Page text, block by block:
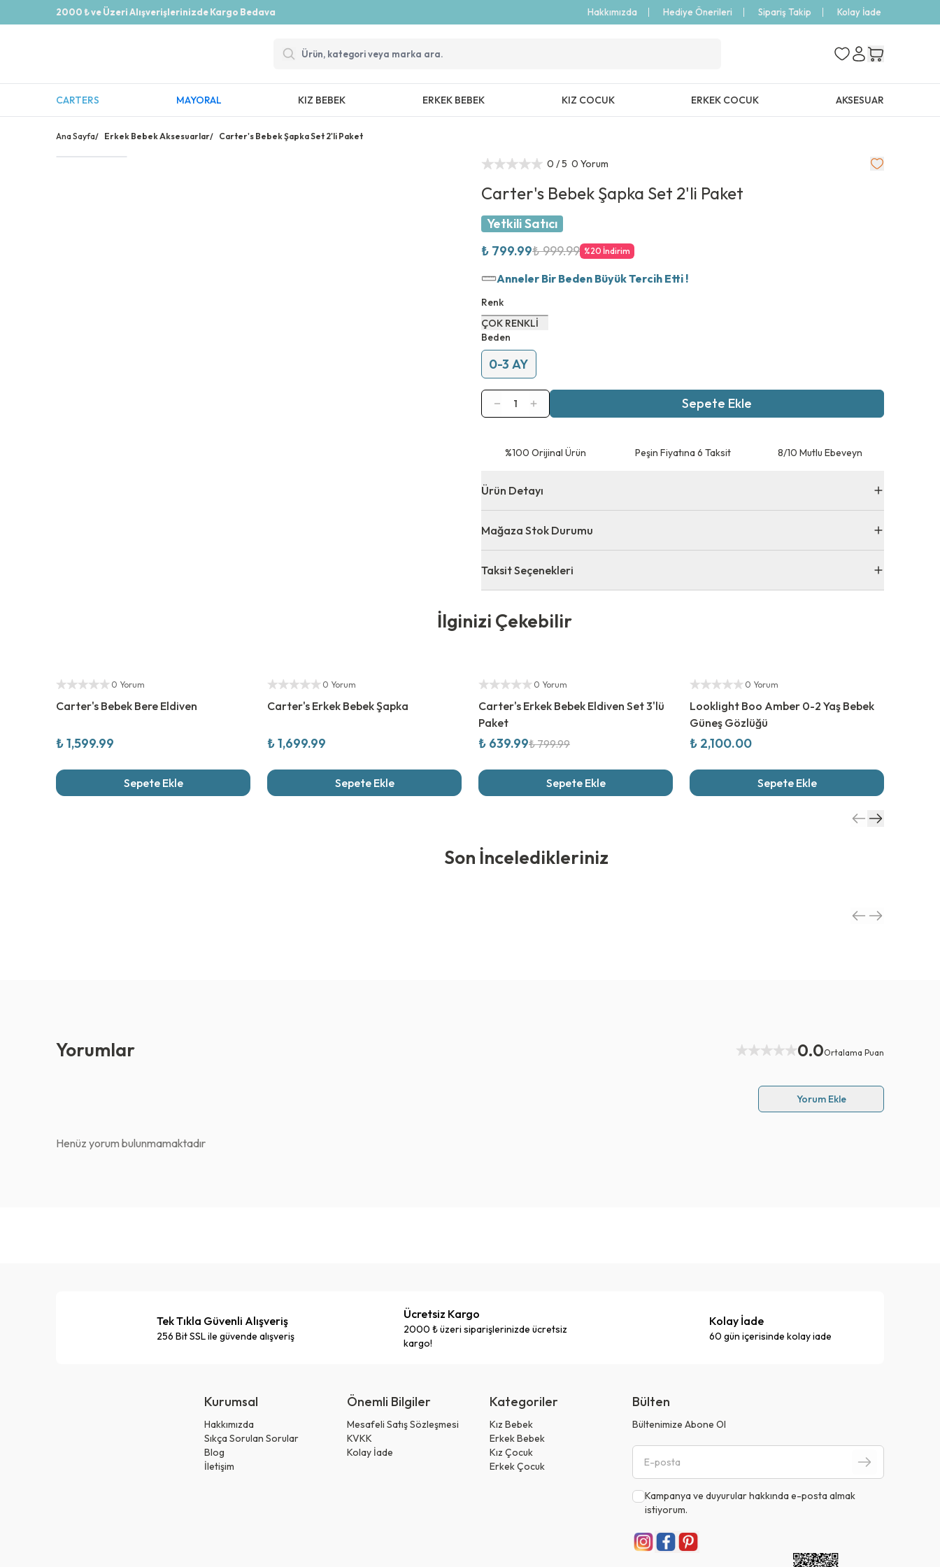
2000 ₺ ve Üzeri Alışverişlerinizde Kargo Bedava Hakkımızda Hediye Önerileri Sipariş Takip Kolay İade
CARTERS MAYORAL KIZ BEBEK ERKEK BEBEK KIZ COCUK ERKEK COCUK AKSESUAR
Ana Sayfa/ Erkek Bebek Aksesuarlar/ Carter's Bebek Şapka Set 2'li Paket
0 / 5 0 Yorum
Carter's Bebek Şapka Set 2'li Paket
Yetkili Satıcı
₺ 799.99₺ 999.99 %20 İndirim
Anneler Bir Beden Büyük Tercih Etti !
Renk
ÇOK RENKLİ
Beden
0-3 AY
1 Sepete Ekle
⁠%100 Orijinal Ürün Peşin Fiyatına 6 Taksit 8/10 Mutlu Ebeveyn
Ürün Detayı
Mağaza Stok Durumu
Taksit Seçenekleri
İlginizi Çekebilir
0 Yorum
Carter's Bebek Bere Eldiven
₺ 1,599.99
Sepete Ekle
0 Yorum
Carter's Erkek Bebek Şapka
₺ 1,699.99
Sepete Ekle
Yetkili Satıcı
0 Yorum
Carter's Erkek Bebek Eldiven Set 3'lü
Paket
₺ 639.99₺ 799.99
Sepete Ekle
0 Yorum
Looklight Boo Amber 0-2 Yaş Bebek
Güneş Gözlüğü
₺ 2,100.00
Sepete Ekle
Son İnceledikleriniz
Yorumlar 0.0Ortalama Puan
Yorum Ekle
Henüz yorum bulunmamaktadır
Tek Tıkla Güvenli Alışveriş
256 Bit SSL ile güvende alışveriş
Ücretsiz Kargo
2000 ₺ üzeri siparişlerinizde ücretsiz
kargo!
Kolay İade
60 gün içerisinde kolay iade
Kurumsal
Hakkımızda
Sıkça Sorulan Sorular
Blog
İletişim
Önemli Bilgiler
Mesafeli Satış Sözleşmesi
KVKK
Kolay İade
Kategoriler
Kız Bebek
Erkek Bebek
Kız Çocuk
Erkek Çocuk
Bülten
Bültenimize Abone Ol
Kampanya ve duyurular hakkında e-posta almak
istiyorum.